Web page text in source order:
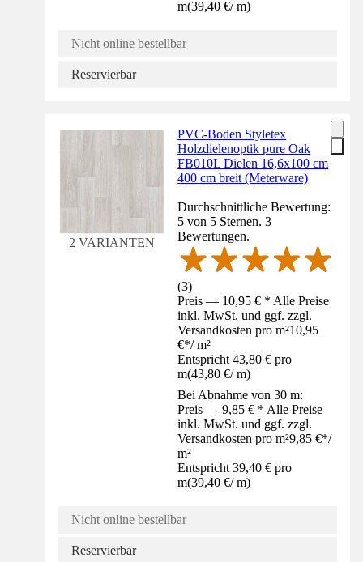
m(39,40 €/ m)
Nicht online bestellbar
Reservierbar
2 VARIANTEN
PVC-Boden Styletex
Holzdielenoptik pure Oak
FB010L Dielen 16,6x100 cm
400 cm breit (Meterware)
Durchschnittliche Bewertung:
5 von 5 Sternen. 3
Bewertungen.
(3)
Preis — 10,95 € * Alle Preise
inkl. MwSt. und ggf. zzgl.
Versandkosten pro m²10,95
€*/ m²
Entspricht 43,80 € pro
m(43,80 €/ m)
Bei Abnahme von 30 m:
Preis — 9,85 € * Alle Preise
inkl. MwSt. und ggf. zzgl.
Versandkosten pro m²9,85 €*/
m²
Entspricht 39,40 € pro
m(39,40 €/ m)
Nicht online bestellbar
Reservierbar